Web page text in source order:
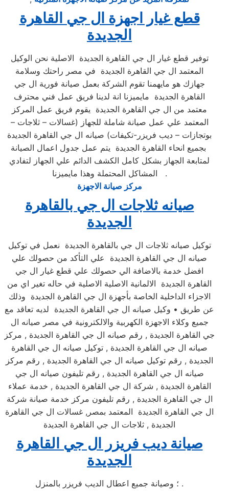
قطع غيار اجهزة ال جي القاهرة
الجديدة
توفير قطع غيار ال جي القاهرة الجديدة الاصلية نحن الوكيل
المعتمد ال جي القاهرة الجديدة في مصر راحتك وسلامة
جهازك هو مايهمنا تقوم الشركة بعمل صيانة فورية ال جي
القاهرة الجديدة مايميزنا انة لدينا فريق عمل فني محترف
معتمد من ال جي القاهرة الجديدة يقوم فريق عمل المركز
المعتمد علي عمل صيانة شاملة للجهاز (غسالات – ثلاجات –
بوتجازات – ديب فريزر-تكيفات) صيانه ال جي القاهرة الجديدة
بجميع انحاء القاهرة الجديدة يتم عمل جدول اعمال الصيانة
لمتابعة الجهاز بشكل كامل الكشف الدائم علي الجهاز لتفادي
المشاكل المحتملة وهذا مايميزنا .
مركز صيانة الاجهزة
صيانه ثلاجات ال جي بالقاهرة
الجديدة
توكيل صيانه ثلاجات ال جي بالقاهرة الجديدة نعمل في توكيل
صيانه ال جي القاهرة الجديدة علي التأكد من حصولك علي
افضل خدمة بالاضافة الي حصولك علي قطع غيار ال جي
القاهرة الجديدة الالمانية الاصلية الاصلية في حاله تغير اي من
الاجزاء الداخلية الخاصة بأجهزة ال جي القاهرة الجديدة وذلك
عن طريق • وكيل صيانه ال جي القاهرة الجديدة لديه تعاقد مع
جميع وكلاء الاجهزة الكهربية والالكترونية في مصر صيانه ال
جي القاهرة الجديدة , رقم صيانه ال جي القاهرة الجديدة , مركز
صيانه ال جي القاهرة الجديدة , توكيل صيانه ال جي القاهرة
الجديدة , رقم توكيل صيانه ال جي القاهرة الجديدة , رقم مركز
صيانه ال جي القاهرة الجديدة , رقم تليفون صيانه ال جي
القاهرة الجديدة , شركة ال جي القاهرة الجديدة , خدمة عملاء
ال جي القاهرة الجديدة , رقم تليفون مركز خدمة صيانة شركة
ال جي القاهرة الجديدة المعتمد بمصر, غسالات ال جي القاهرة
الجديدة , ثلاجات ال جي القاهرة الجديدة
صيانة ديب فريزر ال جي القاهرة
الجديدة
؛ وصيانة جميع اعطال الديب فريزر بالمنزل .